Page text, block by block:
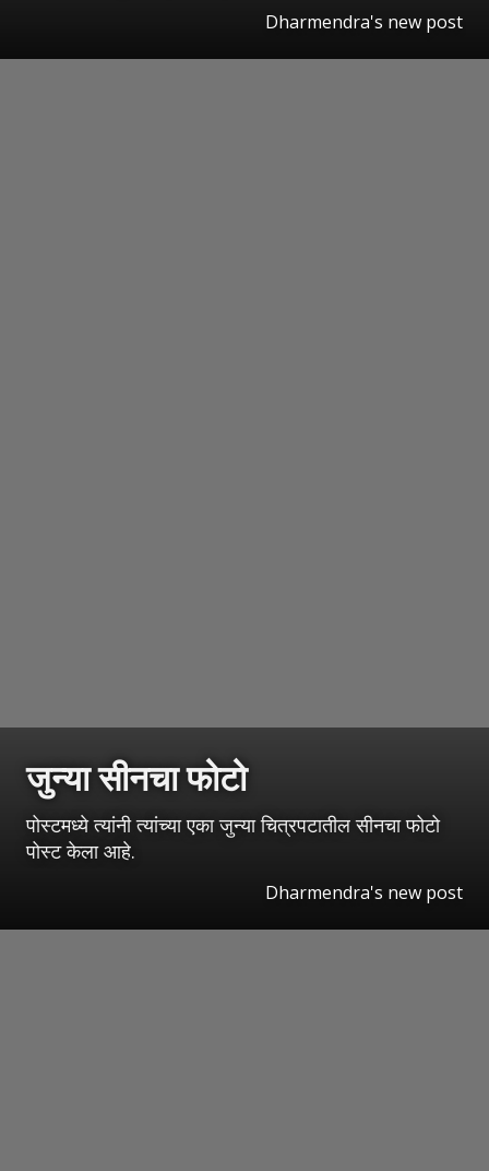
Dharmendra's new post
जुन्या सीनचा फोटो
पोस्टमध्ये त्यांनी त्यांच्या एका जुन्या चित्रपटातील सीनचा फोटो
पोस्ट केला आहे.
Dharmendra's new post